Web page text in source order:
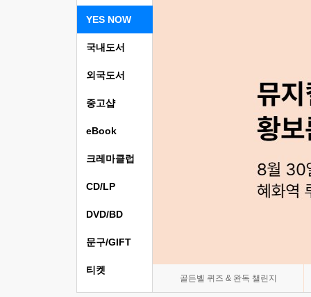
YES NOW
골든벨 퀴즈 & 완독 챌린지
국내도서
외국도서
중고샵
eBook
크레마클럽
CD/LP
DVD/BD
문구/GIFT
티켓